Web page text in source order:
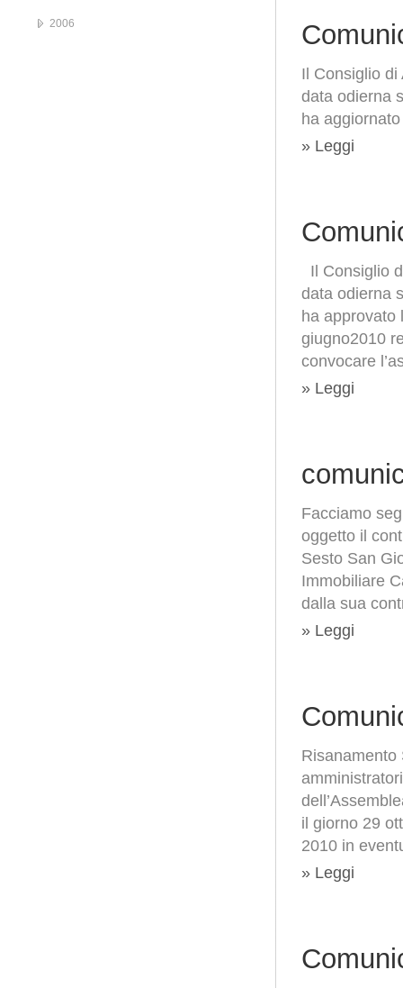
Il Consiglio
data odierna
ha
» Leggi
Il Consiglio
data odierna
ha approvato
giugno2010
convocare
» Leggi
Facciamo
oggetto il
Sesto San
Immobiliare
dalla sua
» Leggi
Risanamento
il giorno 29
2010 in
» Leggi
2006